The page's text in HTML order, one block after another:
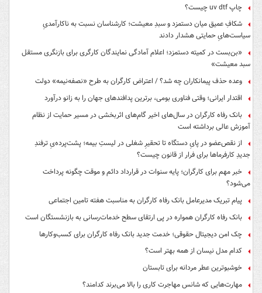
چاپ uv dtf چیست؟
شکافِ عمیق میان دستمزد و سبدِ معیشت؛ کارشناسان نسبت به ناکارآمدیِ
سیاست‌هایِ حمایتی هشدار دادند
«بن‌بست در کمیته دستمزد؛ اعلام آمادگی نمایندگان کارگری برای بازنگری مستقل
سبد معیشت»
وعده حذف پیمانکاران چه شد؟ / اعتراض کارگران به طرح «نصفه‌نیمه» دولت
اقتدار ایرانی؛ وقتی فناوری بومی، برترین پدافندهای جهان را به زانو درآورد
بانک رفاه کارگران در سال‌های اخیر گام‌های اثربخشی در مسیر حمایت از نظام
آموزش عالی برداشته است
از نقص‌عضو در پایِ دستگاه تا تحقیرِ شغلی در لیستِ بیمه؛ پشت‌پرده‌یِ ترفندِ
جدیدِ کارفرماها برای فرار از قانون چیست؟
خبر مهم برای کارگران؛ پایه سنوات در قرارداد دائم و موقت چگونه پرداخت
می‌شود؟
پیام تبریک مدیرعامل بانک رفاه کارگران به مناسبت هفته تامین اجتماعی
بانک رفاه کارگران همواره در پی ارتقای سطح خدمات‌رسانی به بازنشستگان است
چک امن دیجیتال حقوقی؛ خدمت جدید بانک رفاه کارگران برای کسب‌وکارها
کدام مدل نیسان از همه بهتر است؟
خوشبوترین عطر مردانه برای تابستان
مهارت‌هایی که شانس مهاجرت کاری را بالا می‌برند کدامند؟